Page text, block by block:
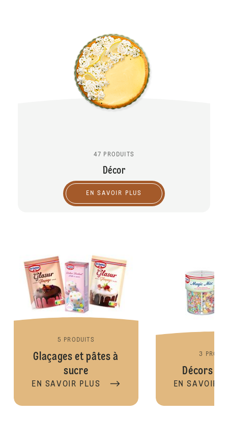
47 PRODUITS
Décor
EN SAVOIR PLUS
5 PRODUITS
Glaçages et pâtes à
sucre
EN SAVOIR PLUS
3
Décors
EN SAVOIR